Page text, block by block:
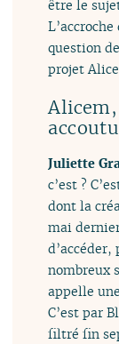
être le
question
projet
Juliette
c’est ?
dont la
mai
nombreux
appelle
C’est par
filtré fin